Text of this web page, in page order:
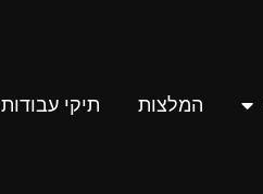
המלצות תיקי עבודות